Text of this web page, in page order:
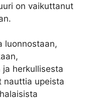
on vaikuttanut
luonnostaan,
herkullisesta
nauttia upeista